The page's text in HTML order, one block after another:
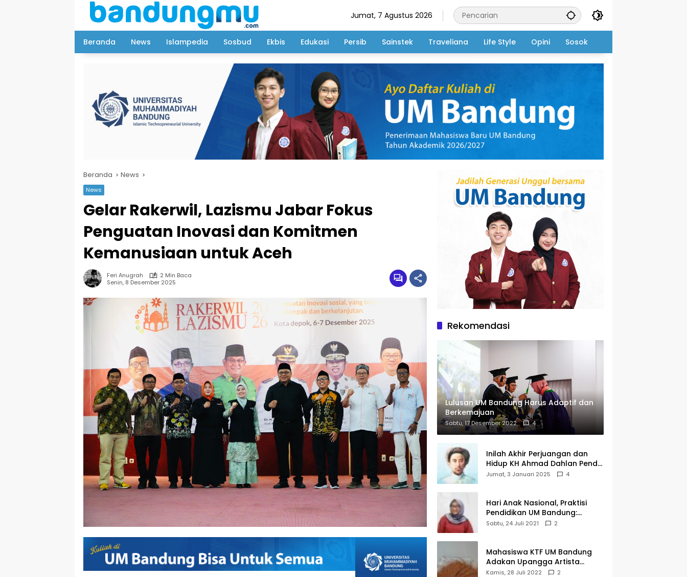
Jumat, 7 Agustus 2026
Beranda News Islampedia Sosbud Ekbis Edukasi Persib Sainstek Traveliana Life Style Opini Sosok
Beranda News
News
Gelar Rakerwil, Lazismu Jabar Fokus
Penguatan Inovasi dan Komitmen
Kemanusiaan untuk Aceh
Feri Anugrah
2 Min Baca
Senin, 8 Desember 2025
Rekomendasi
Lulusan UM Bandung Harus Adaptif dan
Berkemajuan
Sabtu, 17 Desember 2022 4
Inilah Akhir Perjuangan dan
Hidup KH Ahmad Dahlan Pendiri
Muhammadiyah
Jumat, 3 Januari 2025 4
Hari Anak Nasional, Praktisi
Pendidikan UM Bandung:
Mereka Generasi Penerus
Sabtu, 24 Juli 2021 2
Mahasiswa KTF UM Bandung
Adakan Upangga Artista
Exhibition, Ini Salah Satu
Kamis, 28 Juli 2022 2